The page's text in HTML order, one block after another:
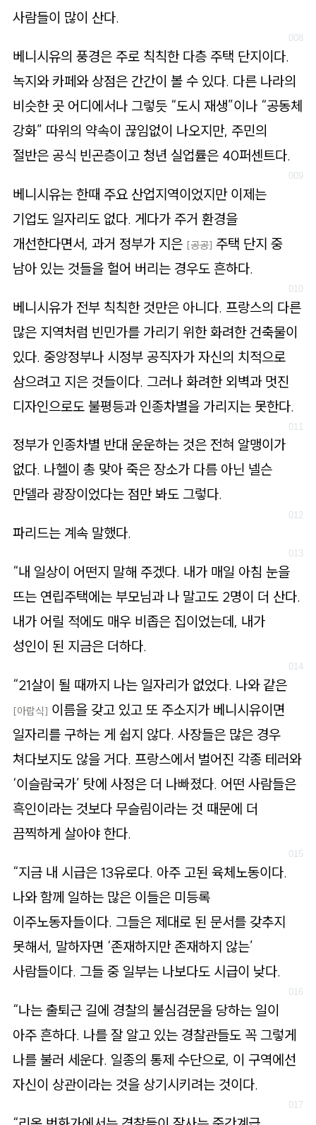
사람들이 많이 산다.
베니시유의 풍경은 주로 칙칙한 다층 주택 단지이다.
녹지와 카페와 상점은 간간이 볼 수 있다. 다른 나라의
비슷한 곳 어디에서나 그렇듯 “도시 재생”이나 “공동체
강화” 따위의 약속이 끊임없이 나오지만, 주민의
절반은 공식 빈곤층이고 청년 실업률은 40퍼센트다.
베니시유는 한때 주요 산업지역이었지만 이제는
기업도 일자리도 없다. 게다가 주거 환경을
개선한다면서, 과거 정부가 지은 [공공] 주택 단지 중
남아 있는 것들을 헐어 버리는 경우도 흔하다.
베니시유가 전부 칙칙한 것만은 아니다. 프랑스의 다른
많은 지역처럼 빈민가를 가리기 위한 화려한 건축물이
있다. 중앙정부나 시정부 공직자가 자신의 치적으로
삼으려고 지은 것들이다. 그러나 화려한 외벽과 멋진
디자인으로도 불평등과 인종차별을 가리지는 못한다.
정부가 인종차별 반대 운운하는 것은 전혀 알맹이가
없다. 나헬이 총 맞아 죽은 장소가 다름 아닌 넬슨
만델라 광장이었다는 점만 봐도 그렇다.
파리드는 계속 말했다.
“내 일상이 어떤지 말해 주겠다. 내가 매일 아침 눈을
뜨는 연립주택에는 부모님과 나 말고도 2명이 더 산다.
내가 어릴 적에도 매우 비좁은 집이었는데, 내가
성인이 된 지금은 더하다.
“21살이 될 때까지 나는 일자리가 없었다. 나와 같은
[아랍식] 이름을 갖고 있고 또 주소지가 베니시유이면
일자리를 구하는 게 쉽지 않다. 사장들은 많은 경우
쳐다보지도 않을 거다. 프랑스에서 벌어진 각종 테러와
‘이슬람국가’ 탓에 사정은 더 나빠졌다. 어떤 사람들은
흑인이라는 것보다 무슬림이라는 것 때문에 더
끔찍하게 살아야 한다.
“지금 내 시급은 13유로다. 아주 고된 육체노동이다.
나와 함께 일하는 많은 이들은 미등록
이주노동자들이다. 그들은 제대로 된 문서를 갖추지
못해서, 말하자면 ‘존재하지만 존재하지 않는’
사람들이다. 그들 중 일부는 나보다도 시급이 낮다.
“나는 출퇴근 길에 경찰의 불심검문을 당하는 일이
아주 흔하다. 나를 잘 알고 있는 경찰관들도 꼭 그렇게
나를 불러 세운다. 일종의 통제 수단으로, 이 구역에선
자신이 상관이라는 것을 상기시키려는 것이다.